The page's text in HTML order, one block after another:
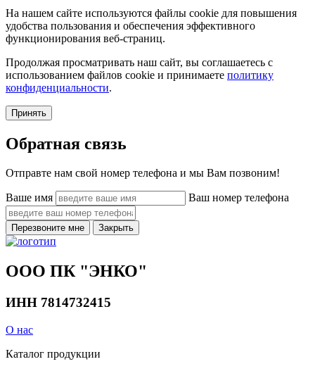
На нашем сайте используются файлы cookie для повышения
удобства пользования и обеспечения эффективного
функционирования веб-страниц.
Продолжая просматривать наш сайт, вы соглашаетесь с
использованием файлов cookie и принимаете политику
конфиденциальности.
Принять
Обратная связь
Отправте нам свой номер телефона и мы Вам позвоним!
Ваше имя Ваш номер телефона
Перезвоните мне Закрыть
ООО ПК "ЭНКО"
ИНН 7814732415
О нас
Каталог продукции